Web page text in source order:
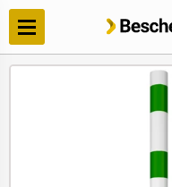
Meteen
naar de
content